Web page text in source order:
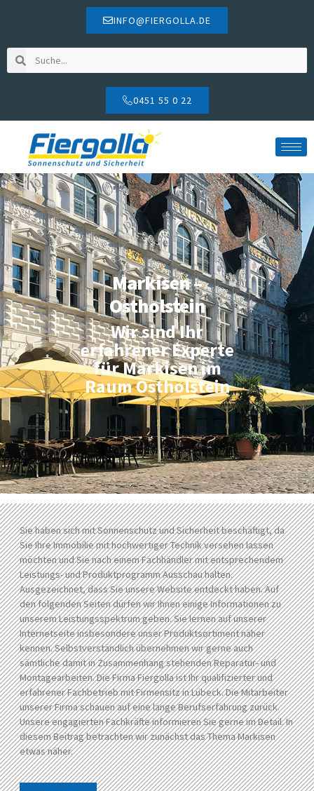
INFO@FIERGOLLA.DE
0451 55 0 22
Markisen –
Ostholstein
Wir sind Ihr
erfahrener Experte
für Markisen im
Raum Ostholstein
Sie haben sich mit Sonnenschutz und Sicherheit beschäftigt, da
Sie Ihre Immobilie mit hochwertiger Technik versehen lassen
möchten und Sie nach einem Fachhändler mit entsprechendem
Leistungs- und Produktprogramm Ausschau halten.
Ausgezeichnet, dass Sie unsere Website entdeckt haben. Auf
den folgenden Seiten dürfen wir Ihnen einige Informationen zu
unserem Leistungsspektrum geben. Sie lernen auf unserer
Internetseite insbesondere unser Produktsortiment näher
kennen. Selbstverständlich übernehmen wir gerne auch
sämtliche damit in Zusammenhang stehenden Reparatur- und
Montagearbeiten. Die Firma Fiergolla ist Ihr qualifizierter und
erfahrener Fachbetrieb mit Firmensitz in Lübeck. Die Mitarbeiter
unserer Firma schauen auf eine lange Berufserfahrung zurück.
Unsere engagierten Fachkräfte informieren Sie gerne im Detail. In
diesem Beitrag betrachten wir zunächst das Thema Markisen
etwas näher.